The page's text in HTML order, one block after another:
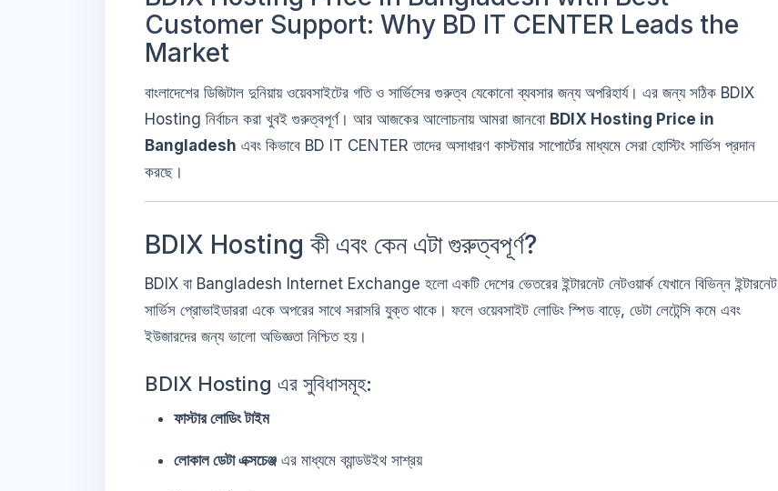
Customer Support: Why BD IT CENTER Leads the
Market
বাংলাদেশের ডিজিটাল দুনিয়ায় ওয়েবসাইটের গতি ও সার্ভিসের গুরুত্ব যেকোনো ব্যবসার জন্য অপরিহার্য। এর জন্য সঠিক BDIX
Hosting নির্বাচন করা খুবই গুরুত্বপূর্ণ। আর আজকের আলোচনায় আমরা জানবো BDIX Hosting Price in
Bangladesh এবং কিভাবে BD IT CENTER তাদের অসাধারণ কাস্টমার সাপোর্টের মাধ্যমে সেরা হোস্টিং সার্ভিস প্রদান
করছে।
BDIX Hosting কী এবং কেন এটা গুরুত্বপূর্ণ?
BDIX বা Bangladesh Internet Exchange হলো একটি দেশের ভেতরের ইন্টারনেট নেটওয়ার্ক যেখানে বিভিন্ন ইন্টারনেট
সার্ভিস প্রোভাইডাররা একে অপরের সাথে সরাসরি যুক্ত থাকে। ফলে ওয়েবসাইট লোডিং স্পিড বাড়ে, ডেটা লেটেন্সি কমে এবং
ইউজারদের জন্য ভালো অভিজ্ঞতা নিশ্চিত হয়।
BDIX Hosting এর সুবিধাসমূহ:
ফাস্টার লোডিং টাইম
লোকাল ডেটা এক্সচেঞ্জ এর মাধ্যমে ব্যান্ডউইথ সাশ্রয়